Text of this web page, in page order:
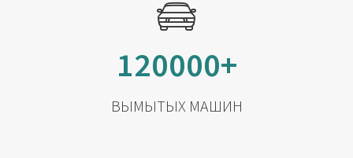
120000+
ВЫМЫТЫХ МАШИН